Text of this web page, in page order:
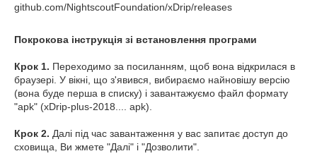
github.com/NightscoutFoundation/xDrip/releases
Покрокова інструкція зі встановлення програми
Крок 1. Переходимо за посиланням, щоб вона відкрилася в
браузері. У вікні, що з'явився, вибираємо найновішу версію
(вона буде перша в списку) і завантажуємо файл формату
"apk" (xDrip-plus-2018.... apk).
Крок 2. Далі під час завантаження у вас запитає доступ до
сховища, Ви жмете "Далі" і "Дозволити".